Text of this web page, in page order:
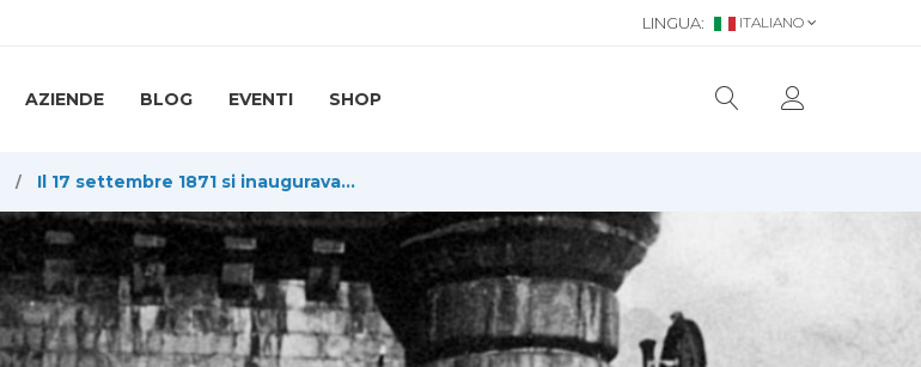
LINGUA: ITALIANO
AZIENDE BLOG EVENTI SHOP
Il 17 settembre 1871 si inaugurava il Traforo del Frejus, dopo soli 13 anni di lavoro